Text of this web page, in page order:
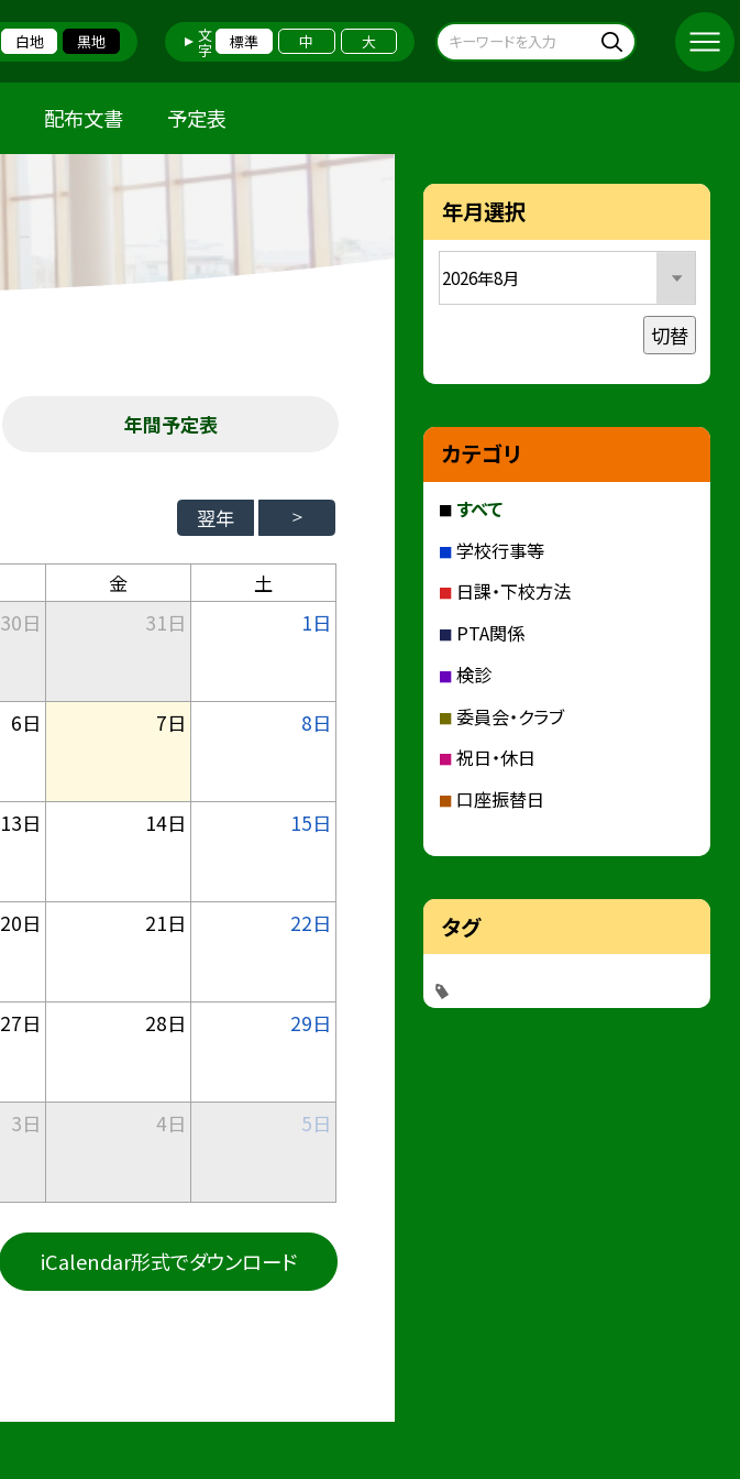
白地 黒地 文字 標準 中 大
配布文書 予定表
年間予定表
翌年
金
土
30日 31日 1日
6日 7日 8日
13日 14日 15日
20日 21日 22日
27日 28日 29日
3日 4日 5日
iCalendar形式でダウンロード
年月選択
切替
カテゴリ
すべて
学校行事等
日課・下校方法
PTA関係
検診
委員会・クラブ
祝日・休日
口座振替日
タグ